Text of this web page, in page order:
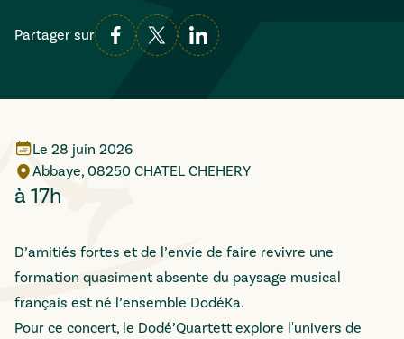
Partager sur
Le 28 juin 2026
Abbaye, 08250 CHATEL CHEHERY
à 17h
D’amitiés fortes et de l’envie de faire revivre une
formation quasiment absente du paysage musical
français est né l’ensemble DodéKa.
Pour ce concert, le Dodé’Quartett explore l'univers de